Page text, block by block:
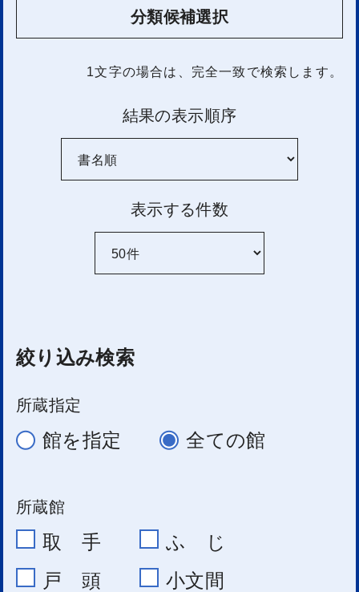
分類候補選択
1文字の場合は、完全一致で検索します。
結果の表示順序
表示する件数
絞り込み検索
所蔵指定
館を指定 全ての館
所蔵館
取 手
ふ じ
戸 頭
小文間